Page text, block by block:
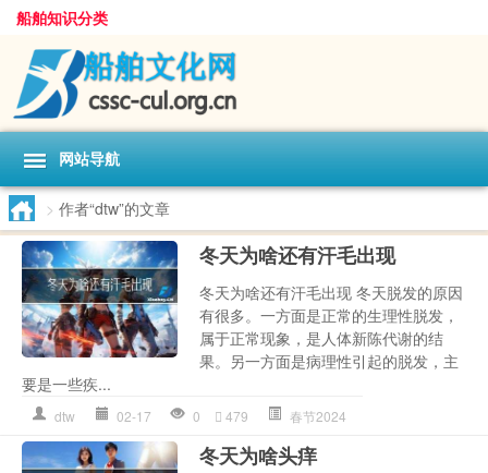
船舶知识分类
网站导航
> 作者“dtw”的文章
冬天为啥还有汗毛出现
冬天为啥还有汗毛出现 冬天脱发的原因
有很多。一方面是正常的生理性脱发，
属于正常现象，是人体新陈代谢的结
果。另一方面是病理性引起的脱发，主
要是一些疾...
dtw 02-17 0 479 春节2024
冬天为啥头痒